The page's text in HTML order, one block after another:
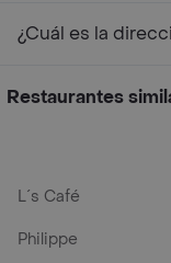
¿Cuál es la
Restaurantes
L´s Café
Philippe